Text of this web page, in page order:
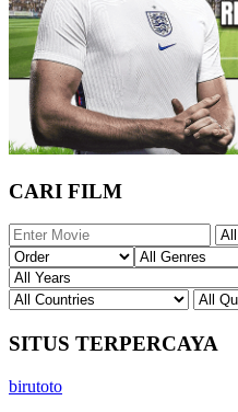
CARI FILM
SITUS TERPERCAYA
birutoto